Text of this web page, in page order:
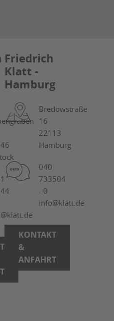
Friedrich
Klatt -
Hamburg
Bredowstraße
16
22113
Hamburg
040
733504
- 0
info@klatt.de
KONTAKT
&
ANFAHRT